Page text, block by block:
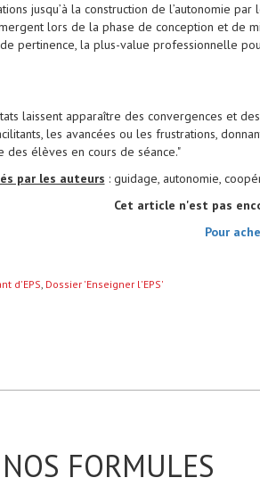
jusqu’à la construction de l’autonomie
lors de la phase de conception et de
pertinence, la plus-value professionnelle
laissent apparaître des convergences et
les avancées ou les frustrations,
des élèves en cours de séance."
par les auteurs : guidage, autonomie,
Cet article n'est pas
Pour
d'EPS, Dossier 'Enseigner l'EPS'
NOS FORMULES